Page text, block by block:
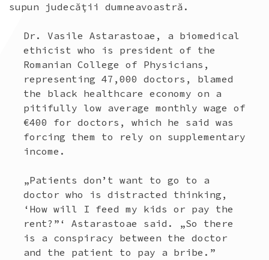
supun judecăţii dumneavoastră.
Dr. Vasile Astarastoae, a biomedical
ethicist who is president of the
Romanian College of Physicians,
representing 47,000 doctors, blamed
the black healthcare economy on a
pitifully low average monthly wage of
€400 for doctors, which he said was
forcing them to rely on supplementary
income.
„Patients don’t want to go to a
doctor who is distracted thinking,
‘How will I feed my kids or pay the
rent?”‘ Astarastoae said. „So there
is a conspiracy between the doctor
and the patient to pay a bribe.”